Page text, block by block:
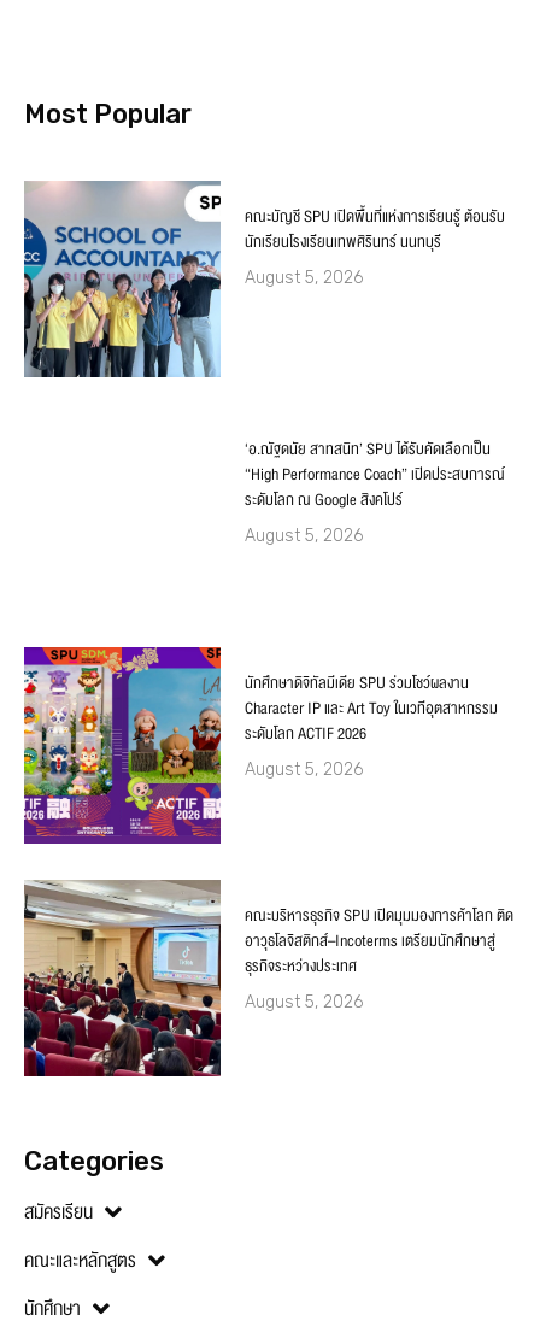
Most Popular
คณะบัญชี SPU เปิดพื้นที่แห่งการเรียนรู้ ต้อนรับ
นักเรียนโรงเรียนเทพศิรินทร์ นนทบุรี
August 5, 2026
‘อ.ณัฐดนัย สาทสนิท’ SPU ได้รับคัดเลือกเป็น
“High Performance Coach” เปิดประสบการณ์
ระดับโลก ณ Google สิงคโปร์
August 5, 2026
นักศึกษาดิจิทัลมีเดีย SPU ร่วมโชว์ผลงาน
Character IP และ Art Toy ในเวทีอุตสาหกรรม
ระดับโลก ACTIF 2026
August 5, 2026
คณะบริหารธุรกิจ SPU เปิดมุมมองการค้าโลก ติด
อาวุธโลจิสติกส์–Incoterms เตรียมนักศึกษาสู่
ธุรกิจระหว่างประเทศ
August 5, 2026
Categories
สมัครเรียน
คณะและหลักสูตร
นักศึกษา